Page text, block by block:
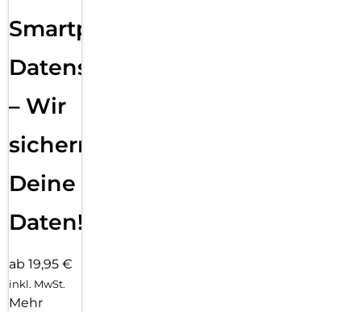
Smartphone
Datensicherung
– Wir
sichern
Deine
Daten!
ab 19,95 €
inkl. MwSt.
Mehr